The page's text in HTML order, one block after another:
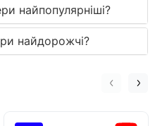
найпопулярніші?
найдорожчі?